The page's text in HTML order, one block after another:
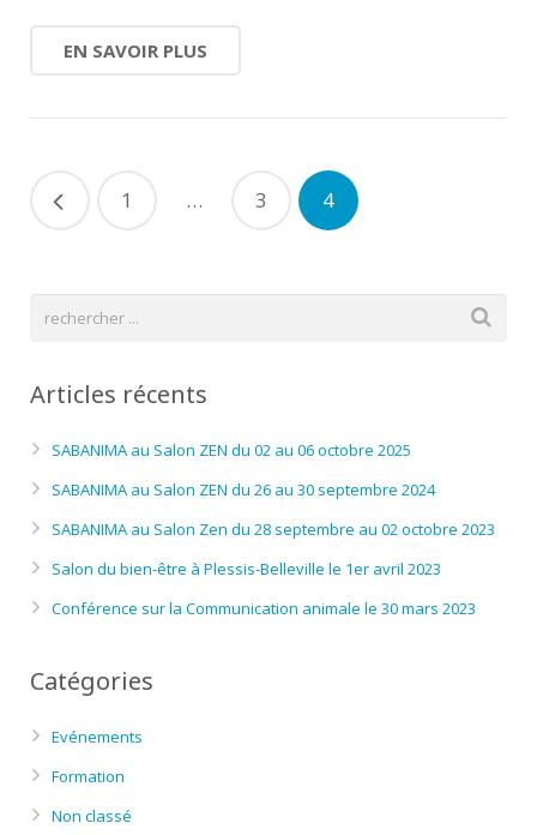
EN SAVOIR PLUS
1 … 3 4
Articles récents
SABANIMA au Salon ZEN du 02 au 06 octobre 2025
SABANIMA au Salon ZEN du 26 au 30 septembre 2024
SABANIMA au Salon Zen du 28 septembre au 02 octobre 2023
Salon du bien-être à Plessis-Belleville le 1er avril 2023
Conférence sur la Communication animale le 30 mars 2023
Catégories
Evénements
Formation
Non classé